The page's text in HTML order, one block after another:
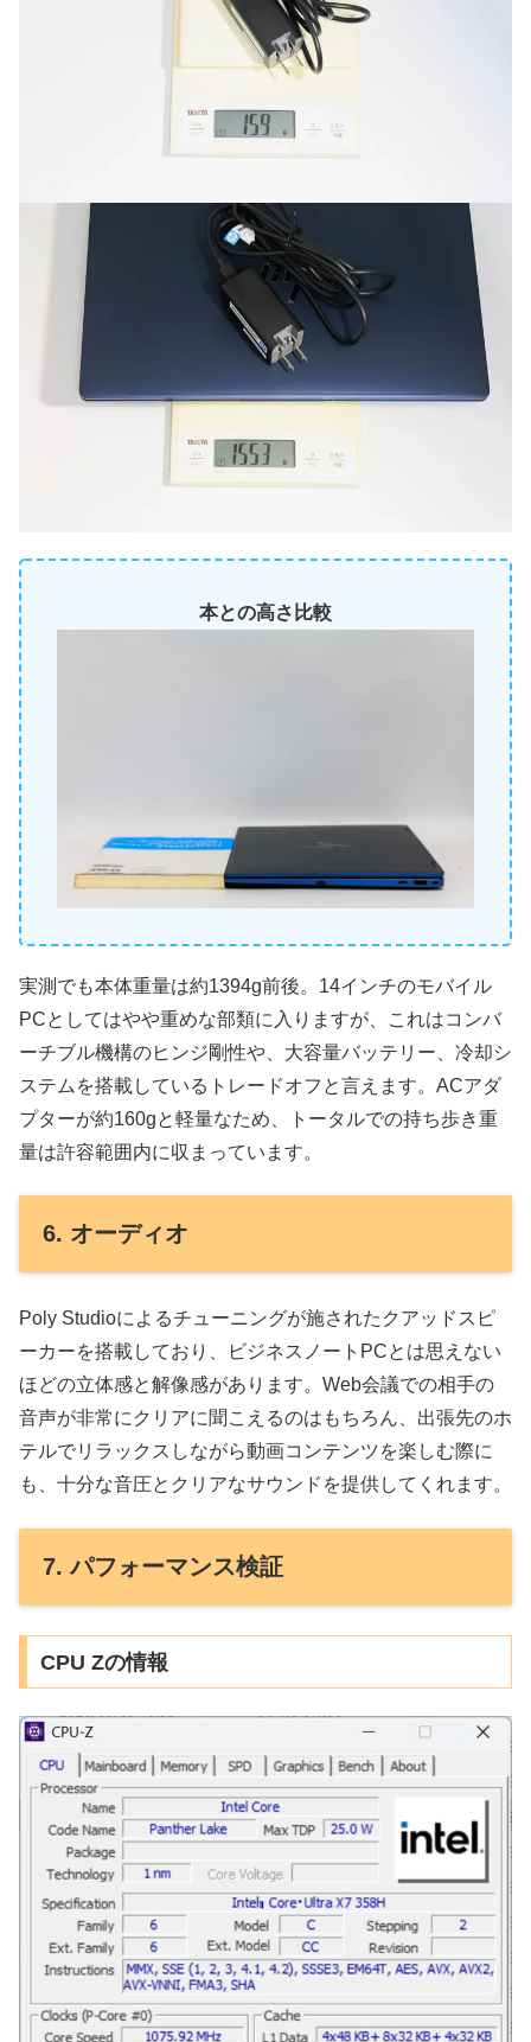
本との高さ比較
実測でも本体重量は約1394g前後。14インチのモバイル
PCとしてはやや重めな部類に入りますが、これはコンバ
ーチブル機構のヒンジ剛性や、大容量バッテリー、冷却シ
ステムを搭載しているトレードオフと言えます。ACアダ
プターが約160gと軽量なため、トータルでの持ち歩き重
量は許容範囲内に収まっています。
6. オーディオ
Poly Studioによるチューニングが施されたクアッドスピ
ーカーを搭載しており、ビジネスノートPCとは思えない
ほどの立体感と解像感があります。Web会議での相手の
音声が非常にクリアに聞こえるのはもちろん、出張先のホ
テルでリラックスしながら動画コンテンツを楽しむ際に
も、十分な音圧とクリアなサウンドを提供してくれます。
7. パフォーマンス検証
CPU Zの情報